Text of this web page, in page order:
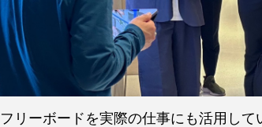
リーボードを実際の仕事にも活用して